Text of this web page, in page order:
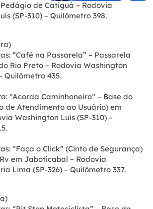
de Catiguá – Rodovia
(SP-310) – Quilômetro 398.
“Café na Passarela” – Passarela
Rio Preto – Rodovia Washington
Quilômetro 435.
“Acorda Caminhoneiro” – Base do
de Atendimento ao Usuário) em
Washington Luís (SP-310) –
“Faça o Click” (Cinto de Segurança)
em Jaboticabal – Rodovia
Lima (SP-326) – Quilômetro 337.